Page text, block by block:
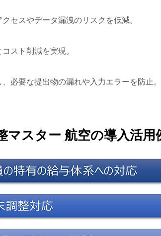
セスやデータ漏洩のリスクを低減。
スト削減を実現。
必要な提出物の漏れや入力エラーを防止。
マスター 航空の導入活用